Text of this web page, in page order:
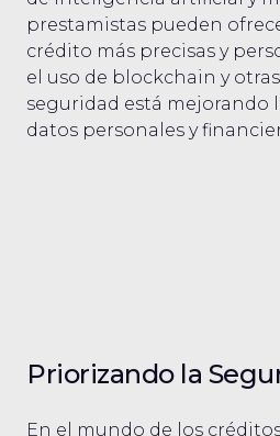
prestamistas pueden
crédito más precisas y
el uso de blockchain y
seguridad está mejorando
datos personales y
Priorizando la
En el mundo de los